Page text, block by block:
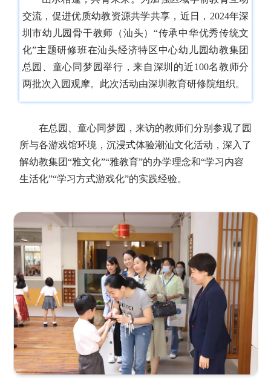
交流，促进优质幼教资源共学共享，近日，2024年深
圳市幼儿园骨干教师（汕头）“传承中华优秀传统文
化”主题研修班在汕头经济特区中心幼儿园幼教集团
总园、童心同梦园举行，来自深圳的近100名教师分
两批次入园观摩。此次活动由深圳教育研修院组织。
在总园、童心同梦园，来访的教师们分别参观了园
所与各游戏馆环境，沉浸式体验潮汕文化活动，深入了
解幼教集团“雅文化”“雅教育”的办学理念和“学习内容
生活化”“学习方式游戏化”的实践经验。